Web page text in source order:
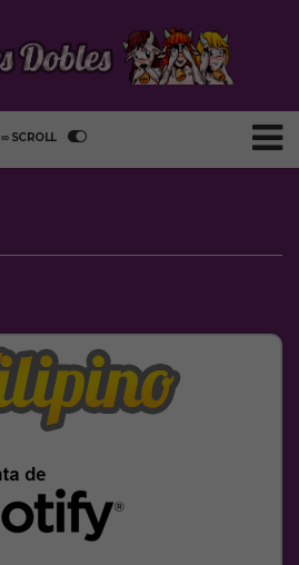
∞ SCROLL